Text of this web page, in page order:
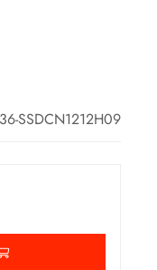
SSDCN1212H09